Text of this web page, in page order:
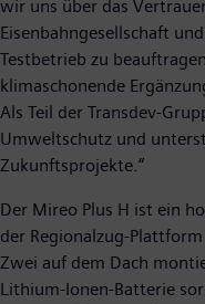
wir uns über das
Eisenbahngesellschaft
Testbetrieb zu
klimaschonende
Als Teil der Transdev-
Umweltschutz und
Zukunftsprojekte.“
Der Mireo Plus H ist ein
der Regionalzug-
Zwei auf dem Dach
Lithium-Ionen-Batterie